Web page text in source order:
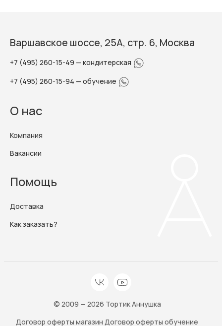
Варшавское шоссе, 25А, стр. 6, Москва
+7 (495) 260-15-49 — кондитерская
+7 (495) 260-15-94 — обучение
О нас
Компания
Вакансии
Помощь
Доставка
Как заказать?
© 2009 — 2026 Тортик Аннушка
Договор оферты магазин Договор оферты обучение